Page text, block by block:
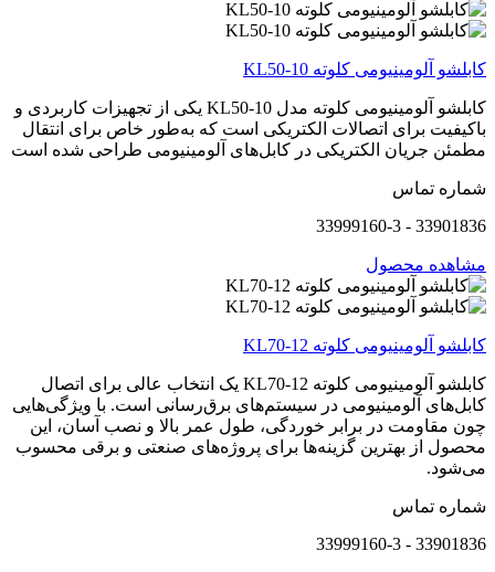
کابلشو آلومینیومی کلوته KL50-10
کابلشو آلومینیومی کلوته مدل KL50-10 یکی از تجهیزات کاربردی و
باکیفیت برای اتصالات الکتریکی است که به‌طور خاص برای انتقال
مطمئن جریان الکتریکی در کابل‌های آلومینیومی طراحی شده است
شماره تماس
33901836 - 33999160-3
مشاهده محصول
کابلشو آلومینیومی کلوته KL70-12
کابلشو آلومینیومی کلوته KL70-12 یک انتخاب عالی برای اتصال
کابل‌های آلومینیومی در سیستم‌های برق‌رسانی است. با ویژگی‌هایی
چون مقاومت در برابر خوردگی، طول عمر بالا و نصب آسان، این
محصول از بهترین گزینه‌ها برای پروژه‌های صنعتی و برقی محسوب
می‌شود.
شماره تماس
33901836 - 33999160-3